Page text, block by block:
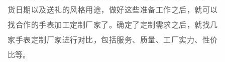
货日期以及送礼的风格用途，做好这些准备工作之后，就可以
找合作的手表加工定制厂家了。确定了定制需求之后，就找几
家手表定制厂家进行对比，包括服务、质量、工厂实力、性价
比等。